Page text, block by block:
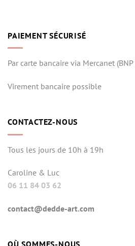
PAIEMENT SÉCURISÉ
Par carte bancaire via Mercanet (BNP
Virement bancaire possible
CONTACTEZ-NOUS
Tous les jours de 10h à 19h
Caroline & Luc
06 11 84 03 62
contact@dedde-art.com
OÙ SOMMES-NOUS